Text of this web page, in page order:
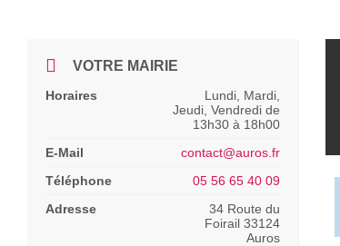
VOTRE MAIRIE
Horaires
Lundi, Mardi,
Jeudi, Vendredi de
13h30 à 18h00
E-Mail
contact@auros.fr
Téléphone
05 56 65 40 09
Adresse
34 Route du
Foirail 33124
Auros